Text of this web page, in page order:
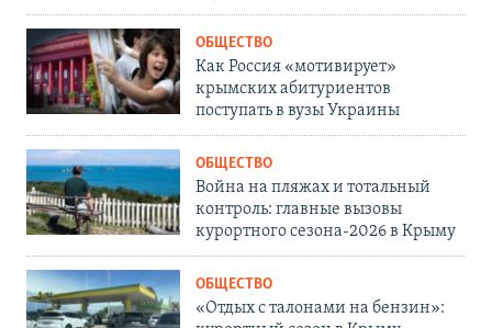
ОБЩЕСТВО
Как Россия «мотивирует»
крымских абитуриентов
поступать в вузы Украины
ОБЩЕСТВО
Война на пляжах и тотальный
контроль: главные вызовы
курортного сезона-2026 в Крыму
ОБЩЕСТВО
«Отдых с талонами на бензин»: